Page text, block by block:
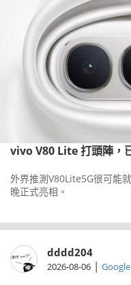
vivo V80 Lite 打頭陣，
外界推測V80Lite5G很可能
晚正式亮相。
dddd204
2026-08-06 | Google